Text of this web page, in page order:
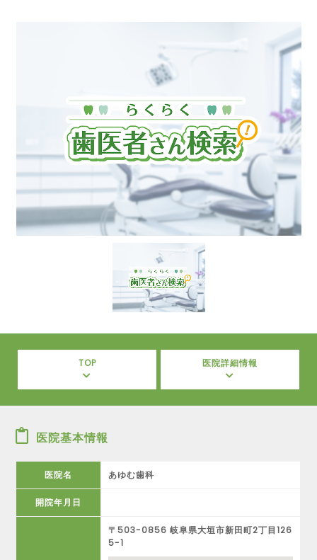
TOP 医院詳細情報
医院基本情報
医院名 あゆむ歯科
開院年月日
〒503-0856 岐阜県大垣市新田町2丁目126
5-1